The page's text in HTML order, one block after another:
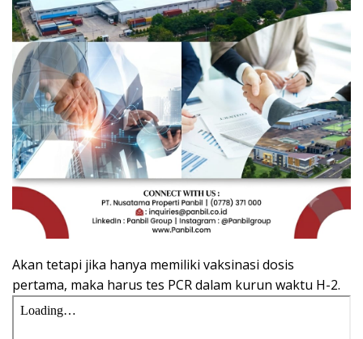
Akan tetapi jika hanya memiliki vaksinasi dosis
pertama, maka harus tes PCR dalam kurun waktu H-2.